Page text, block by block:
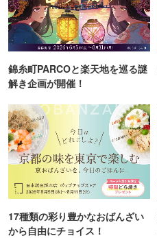
錦糸町PARCOと楽天地を巡る謎
解き企画が開催！
17種類の彩り豊かなおばんざい
から自由にチョイス！